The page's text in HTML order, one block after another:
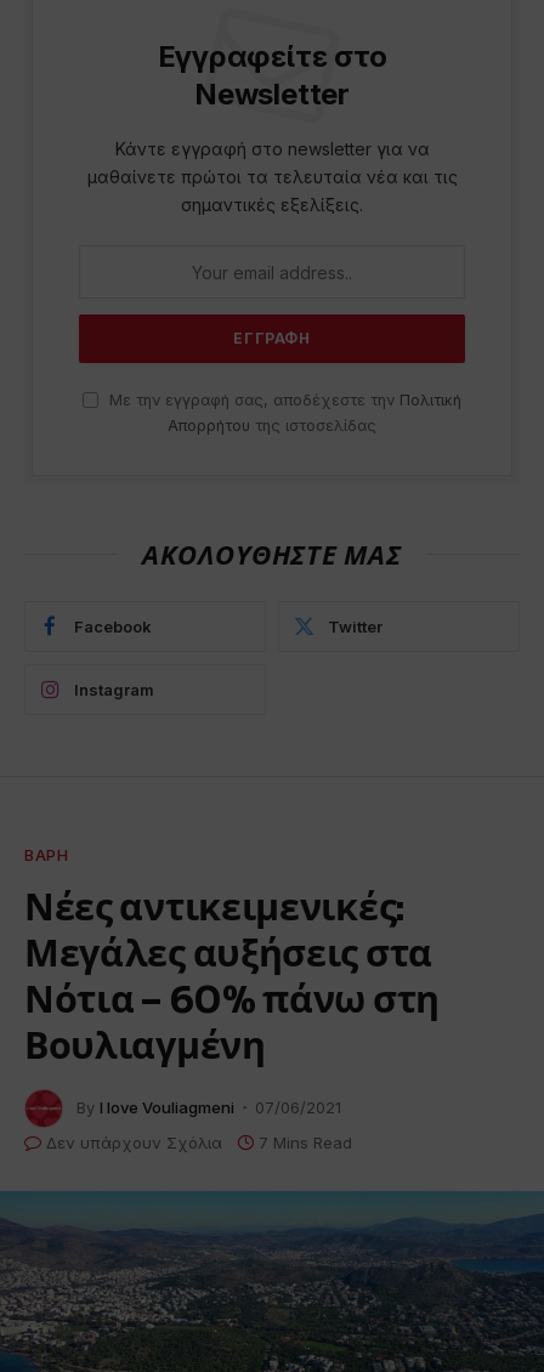
Εγγραφείτε στο
Newsletter
Κάντε εγγραφή στο newsletter για να
μαθαίνετε πρώτοι τα τελευταία νέα και τις
σημαντικές εξελίξεις.
Με την εγγραφή σας, αποδέχεστε την Πολιτική
Απορρήτου της ιστοσελίδας
ΑΚΟΛΟΥΘΗΣΤΕ ΜΑΣ
Facebook Twitter
Instagram
ΒΆΡΗ
Νέες αντικειμενικές:
Μεγάλες αυξήσεις στα
Νότια – 60% πάνω στη
Βουλιαγμένη
By I love Vouliagmeni
07/06/2021
Δεν υπάρχουν Σχόλια
7 Mins Read